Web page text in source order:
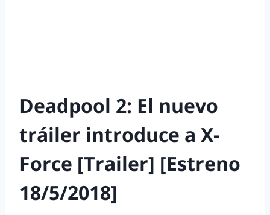
Deadpool 2: El nuevo
tráiler introduce a X-
Force [Trailer] [Estreno
18/5/2018]